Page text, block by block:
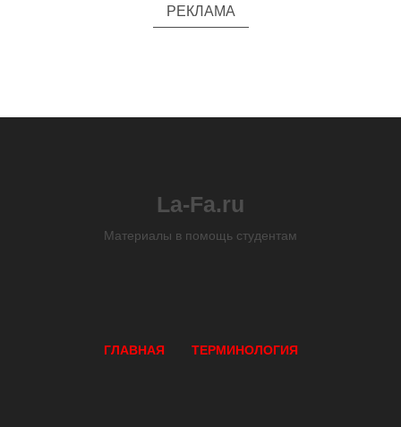
РЕКЛАМА
La-Fa.ru
Материалы в помощь студентам
ГЛАВНАЯ ТЕРМИНОЛОГИЯ